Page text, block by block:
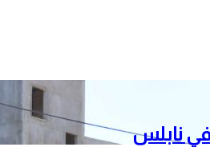
في نابلس